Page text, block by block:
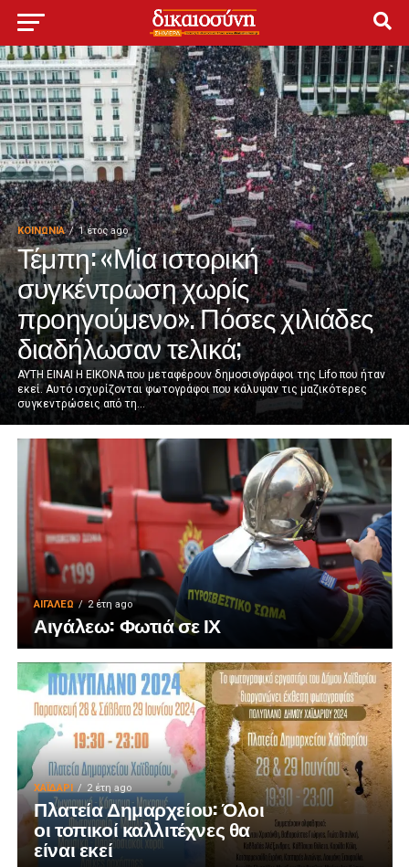
ΚΟΙΝΩΝΊΑ 1 έτος ago
Τέμπη: «Μία ιστορική
συγκέντρωση χωρίς
προηγούμενο». Πόσες χιλιάδες
διαδήλωσαν τελικά;
ΑΥΤΗ ΕΙΝΑΙ Η ΕΙΚΟΝΑ που μεταφέρουν δημοσιογράφοι της Lifo που ήταν
εκεί. Αυτό ισχυρίζονται φωτογράφοι που κάλυψαν τις μαζικότερες
συγκεντρώσεις από τη...
ΑΙΓΑΛΕΩ 2 έτη ago
Αιγάλεω: Φωτιά σε ΙΧ
ΧΑΪΔΑΡΙ 2 έτη ago
Πλατεία Δημαρχείου: Όλοι
οι τοπικοί καλλιτέχνες θα
είναι εκεί